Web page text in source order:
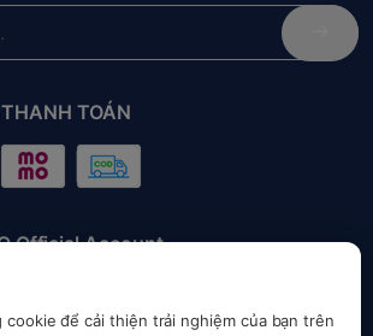
TOÁN
Official Account
để cải thiện trải nghiệm của bạn trên